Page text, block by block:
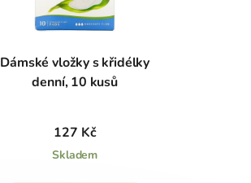
Dámské vložky s křidélky
denní, 10 kusů
127 Kč
Skladem